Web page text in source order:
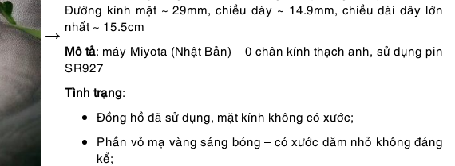
1,485,000 ₫.
Đường kính mặt ~ 29mm, chiều dày ~ 14.9mm, chiều dài dây lớn
nhất ~ 15.5cm
Mô tả: máy Miyota (Nhật Bản) – 0 chân kính thạch anh, sử dụng pin
SR927
Tình trạng:
Đồng hồ đã sử dụng, mặt kính không có xước;
Phần vỏ mạ vàng sáng bóng – có xước dăm nhỏ không đáng
kể;